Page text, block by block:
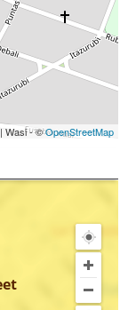
| Wasi - ©OpenStreetMap